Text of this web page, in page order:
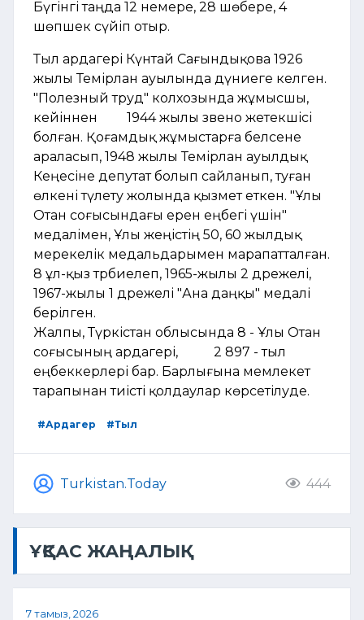
Бүгінгі таңда 12 немере, 28 шөбере, 4
шөпшек сүйіп отыр.
Тыл ардагері Күнтай Сағындықова 1926
жылы Темірлан ауылында дүниеге келген.
"Полезный труд" колхозында жұмысшы,
кейіннен 1944 жылы звено жетекшісі
болған. Қоғамдық жұмыстарға белсене
араласып, 1948 жылы Темірлан ауылдық
Кеңесіне депутат болып сайланып, туған
өлкені түлету жолында қызмет еткен. "Ұлы
Отан соғысындағы ерен еңбегі үшін"
медалімен, Ұлы жеңістің 50, 60 жылдық
мерекелік медальдарымен марапатталған.
8 ұл-қыз тәрбиелеп, 1965-жылы 2 дәрежелі,
1967-жылы 1 дәрежелі "Ана даңқы" медалі
берілген.
​Жалпы, Түркістан облысында 8 - Ұлы Отан
соғысының ардагері, 2 897 - тыл
еңбеккерлері бар. Барлығына мемлекет
тарапынан тиісті қолдаулар көрсетілуде.
#Ардагер #Тыл
Turkistan.Today 444
ҰҚСАС ЖАҢАЛЫҚ
7 тамыз, 2026